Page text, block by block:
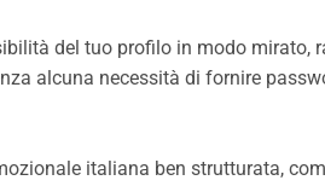
del tuo profilo in modo mirato,
alcuna necessità di fornire
italiana ben strutturata,